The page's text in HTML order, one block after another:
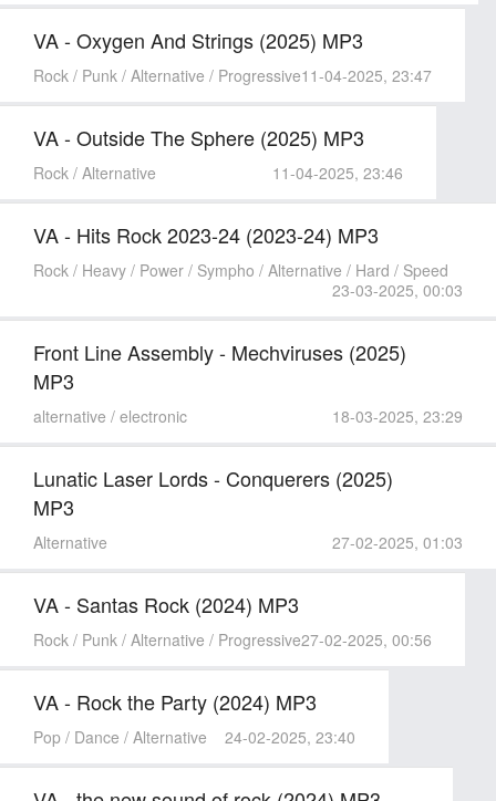
VA - Oxygen And Striпgs (2025) MP3
Rock / Punk / Alternative / Progressive11-04-2025, 23:47
VA - Outside The Sphere (2025) MP3
Rock / Alternative 11-04-2025, 23:46
VA - Hits Rock 2023-24 (2023-24) MP3
Rock / Heavy / Power / Sympho / Alternative / Hard / Speed
23-03-2025, 00:03
Front Line Assembly - Mechviruses (2025)
MP3
alternative / electronic 18-03-2025, 23:29
Lunatic Laser Lords - Conquerers (2025)
MP3
Alternative 27-02-2025, 01:03
VA - Santas Rock (2024) MP3
Rock / Punk / Alternative / Progressive27-02-2025, 00:56
VA - Rock the Party (2024) MP3
Pop / Dance / Alternative 24-02-2025, 23:40